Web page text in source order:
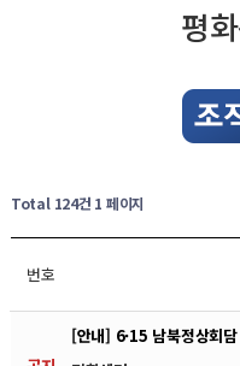
평
Total 124건 1 페이지
번호
[안내] 6·15 남북정상회